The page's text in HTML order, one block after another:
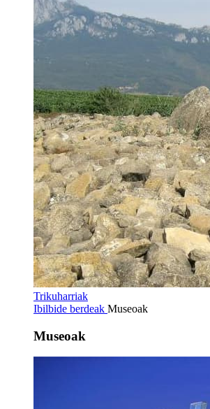
Trikuharriak
Ibilbide berdeak Museoak
Museoak